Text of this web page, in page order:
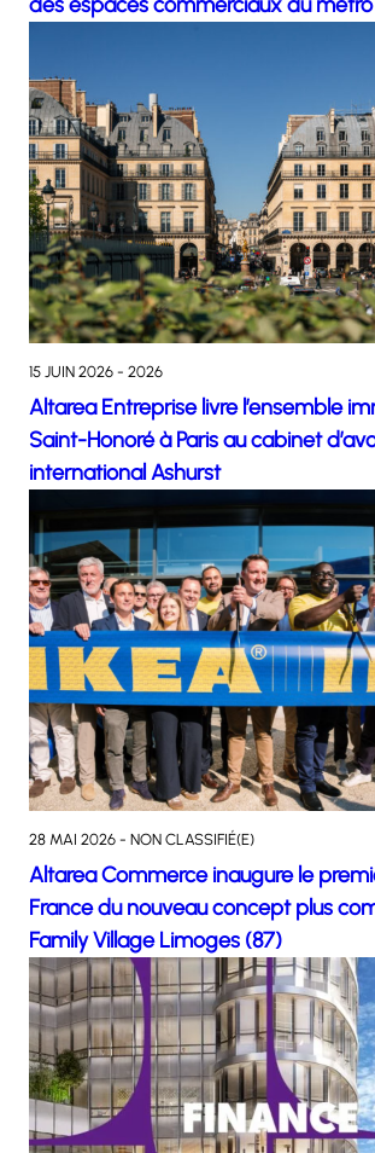
15 JUIN 2026 - 2026
Altarea Entreprise livre l’ensemble
Saint-Honoré à Paris au cabinet
international Ashurst
28 MAI 2026 - NON CLASSIFIÉ(E)
Altarea Commerce inaugure le
France du nouveau concept plus
Family Village Limoges (87)